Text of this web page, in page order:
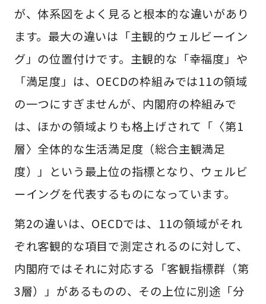
が、体系図をよく見ると根本的な違いがあり
ます。最大の違いは「主観的ウェルビーイン
グ」の位置付けです。主観的な「幸福度」や
「満足度」は、OECDの枠組みでは11の領域
の一つにすぎませんが、内閣府の枠組みで
は、ほかの領域よりも格上げされて「〈第1
層〉全体的な生活満足度（総合主観満足
度）」という最上位の指標となり、ウェルビ
ーイングを代表するものになっています。
第2の違いは、OECDでは、11の領域がそれ
ぞれ客観的な項目で測定されるのに対して、
内閣府ではそれに対応する「客観指標群（第
3層）」があるものの、その上位に別途「分